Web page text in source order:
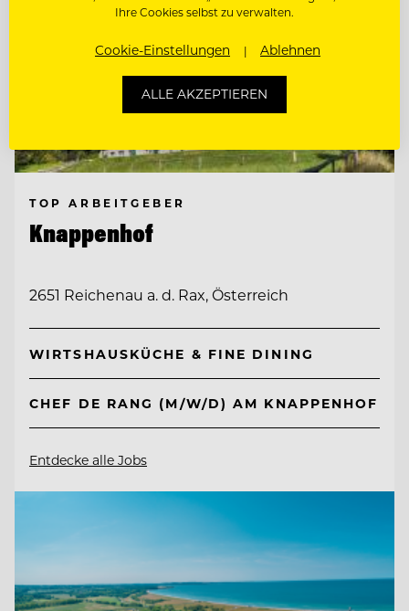
TOP ARBEITGEBER
Knappenhof
2651 Reichenau a. d. Rax, Österreich
WIRTSHAUSKÜCHE & FINE DINING
CHEF DE RANG (M/W/D) AM KNAPPENHOF
Entdecke alle Jobs
Ihre Cookies selbst zu verwalten.
Cookie-Einstellungen Ablehnen
ALLE AKZEPTIEREN